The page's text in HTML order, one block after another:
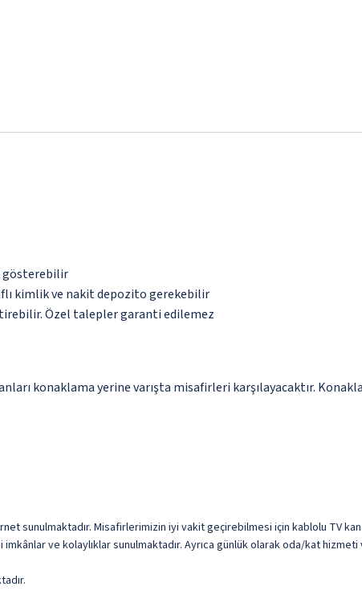
gösterebilir
kimlik ve nakit depozito gerekebilir
Özel talepler garanti edilemez
konaklama yerine varışta misafirleri karşılayacaktır.
Misafirlerimizin iyi vakit geçirebilmesi için kablolu TV
ve kolaylıklar sunulmaktadır. Ayrıca günlük olarak oda/kat